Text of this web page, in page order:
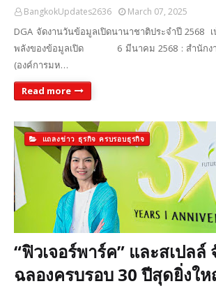
BangkokUpdates2636 March 07, 2025
DGA จัดงานวันข้อมูลเปิดนานาชาติประจำปี 2568
พลังของข้อมูลเปิด 6 มีนาคม 2568 : สำนักงา
(องค์การมห…
Read more
แถลงข่าว ธุรกิจ ครบรอบธุรกิจ
“ฟิวเจอร์พาร์ค” และสเปลล์
ฉลองครบรอบ 30 ปีสุดยิ่งใ